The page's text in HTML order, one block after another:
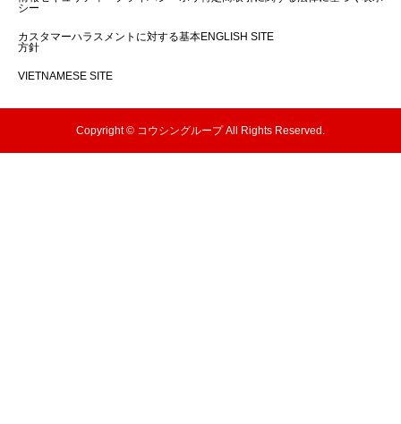
シー
カスタマーハラスメントに対する基本
方針
ENGLISH SITE
VIETNAMESE SITE
Copyright © コウシングループ All Rights Reserved.